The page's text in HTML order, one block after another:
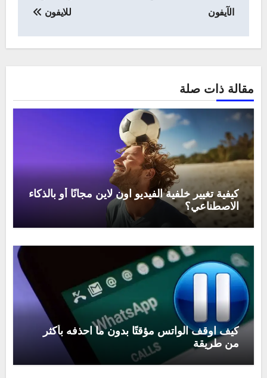
الآيفون
للايفون
مقالة ذات صلة
كيفية تغيير خلفية الفيديو اون لاين مجانًا أو بالذكاء
الاصطناعي؟
كيف اوقف الواتس مؤقتًا بدون ما احذفه بأكثر
من طريقة